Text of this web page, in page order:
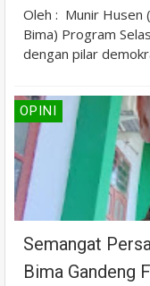
Oleh : Munir Husen
Bima) Program
dengan pilar
OPINI
Semangat
Bima Gandeng